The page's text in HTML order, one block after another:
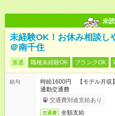
未読
未経験OK！お休み相談し
＠南千住
派遣 職種未経験OK ブランクOK
給与
時給1600円 【モデル月収
通勤交通費
交通費別途支給あり
交通費 全額支給